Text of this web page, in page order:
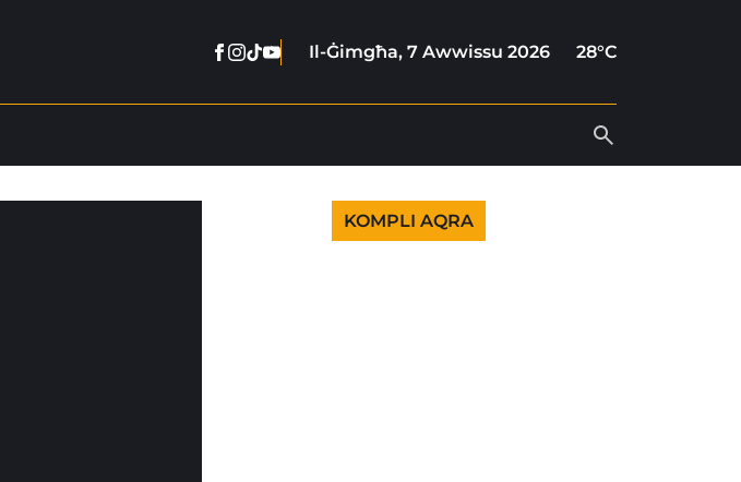
Facebook
Instagram
Tiktok
YoutubeIl-Ġimgħa, 7 Awwissu 2026 28°C
KOMPLI AQRA